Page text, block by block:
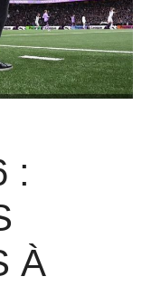
:
À